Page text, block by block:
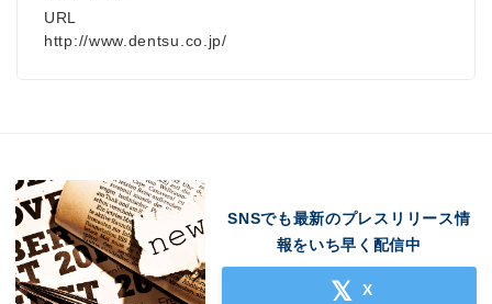
URL
http://www.dentsu.co.jp/
SNSでも最新のプレスリリース情
報をいち早く配信中
X